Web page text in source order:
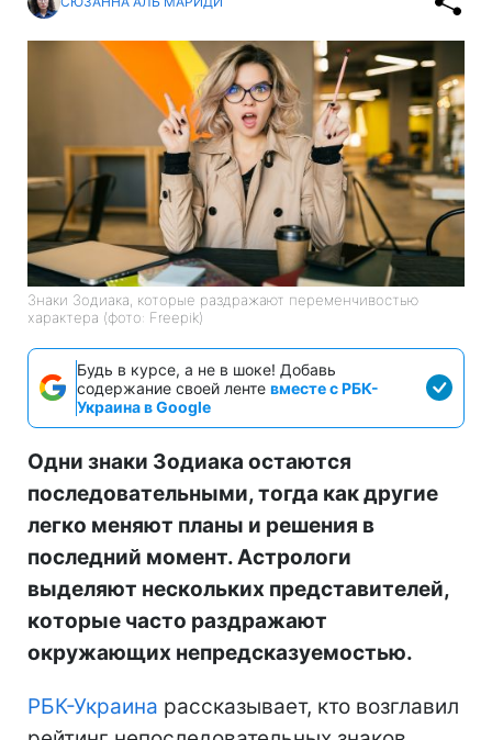
Знаки Зодиака, которые раздражают переменчивостью
характера (фото: Freepik)
Будь в курсе, а не в шоке! Добавь
содержание своей ленте вместе с РБК-
Украина в Google
Одни знаки Зодиака остаются
последовательными, тогда как другие
легко меняют планы и решения в
последний момент. Астрологи
выделяют нескольких представителей,
которые часто раздражают
окружающих непредсказуемостью.
РБК-Украина рассказывает, кто возглавил